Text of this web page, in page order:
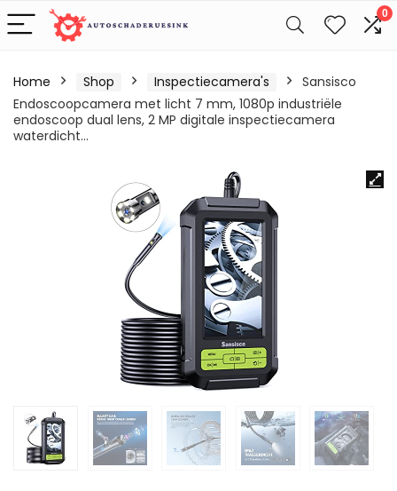
0
Home Shop Inspectiecamera's
Sansisco
Endoscoopcamera met licht 7 mm, 1080p industriële
endoscoop dual lens, 2 MP digitale inspectiecamera
waterdicht…